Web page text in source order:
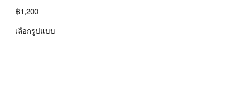
฿1,200
เลือกรูปแบบ